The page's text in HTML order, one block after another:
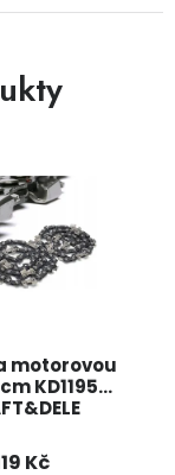
motorovou
KD11952
Kč